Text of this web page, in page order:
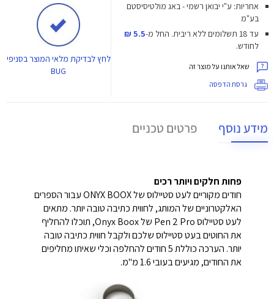
אחריות: ע"י יבואן רשמי - באג מולטיסיסטם
בע"מ
עד 18 תשלומים ללא ריבית.
החל מ-5.5 ₪
לחודש.
שאל אותנו על מוצר זה
גרסת הדפסה
לחץלבדיקת מלאי המוצר בסניפי
BUG
מידע נוסף פרטים טכניים
פחות חלקים ויותר רכים
חודים מקוריים לעט סטיילוס של ONYX BOOX עבור הספרים
האלקטרוניים של המותג, לחווית כתיבה טובה יותר. מתאים
לעט סטיילוס Pen 2 Pro של Onyx Boox, תוכלו להחליף
את החוטים בעט סטיילוס שלכם ולקבל חווית כתיבה טובה
יותר. הערכה כוללת 5 חודים להחלפה וכלי שאיתו מחליפים
את החודים, מגיעים בעובי 1.6 מ"מ.